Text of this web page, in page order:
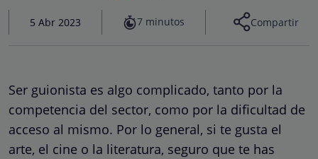
5 Abr 2023 7 minutos Compartir
Ser guionista es algo complicado, tanto por la
competencia del sector, como por la dificultad de
acceso al mismo. Por lo general, si te gusta el
arte, el cine o la literatura, seguro que te has